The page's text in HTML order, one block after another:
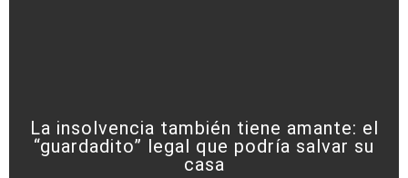
La insolvencia también tiene amante: el
“guardadito” legal que podría salvar su
casa